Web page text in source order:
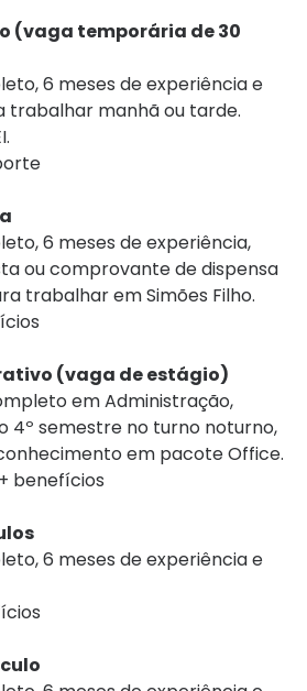
(vaga temporária de 30
6 meses de experiência e
trabalhar manhã ou tarde.
6 meses de experiência,
ou comprovante de dispensa
trabalhar em Simões Filho.
(vaga de estágio)
em Administração,
4º semestre no turno noturno,
em pacote Office.
benefícios
6 meses de experiência e